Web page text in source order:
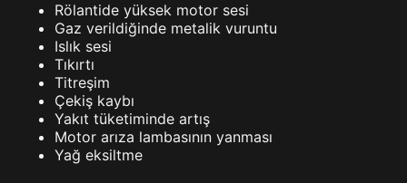
Rölantide yüksek motor sesi
Gaz verildiğinde metalik vuruntu
Islık sesi
Tıkırtı
Titreşim
Çekiş kaybı
Yakıt tüketiminde artış
Motor arıza lambasının yanması
Yağ eksiltme